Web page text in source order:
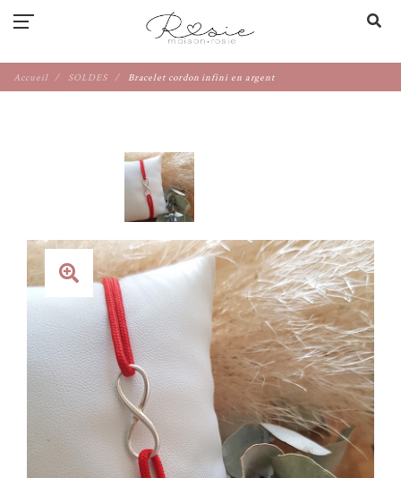
Accueil SOLDES Bracelet cordon infini en argent